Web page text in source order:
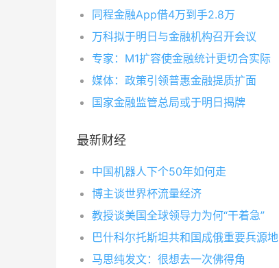
同程金融App借4万到手2.8万
万科拟于明日与金融机构召开会议
专家：M1扩容使金融统计更切合实际
媒体：政策引领普惠金融提质扩面
国家金融监管总局或于明日揭牌
最新财经
中国机器人下个50年如何走
博主谈世界杯流量经济
教授谈美国全球领导力为何“干着急”
巴什科尔托斯坦共和国成俄重要兵源地
马思纯发文：很想去一次佛得角